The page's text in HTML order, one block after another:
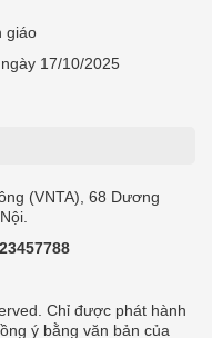
giáo
17/10/2025
(VNTA), 68 Dương
Chỉ được phát hành
ý bằng văn bản của